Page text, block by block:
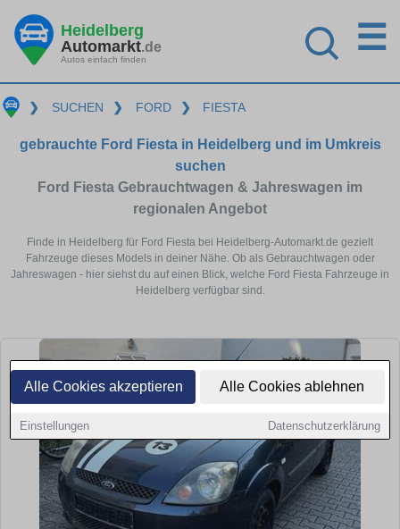
Alle Cookies akzeptieren Alle Cookies ablehnen
Einstellungen Datenschutzerklärung
Heidelberg
Automarkt.de
Autos einfach finden
☰
❯ SUCHEN ❯ FORD ❯ FIESTA
gebrauchte Ford Fiesta in Heidelberg und im Umkreis
suchen
Ford Fiesta Gebrauchtwagen & Jahreswagen im
regionalen Angebot
Finde in Heidelberg für Ford Fiesta bei Heidelberg-Automarkt.de gezielt
Fahrzeuge dieses Models in deiner Nähe. Ob als Gebrauchtwagen oder
Jahreswagen - hier siehst du auf einen Blick, welche Ford Fiesta Fahrzeuge in
Heidelberg verfügbar sind.